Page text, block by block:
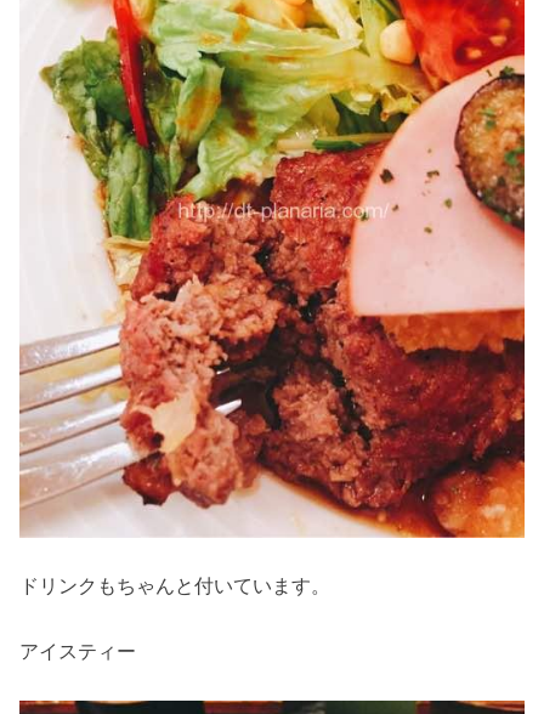
ドリンクもちゃんと付いています。
アイスティー